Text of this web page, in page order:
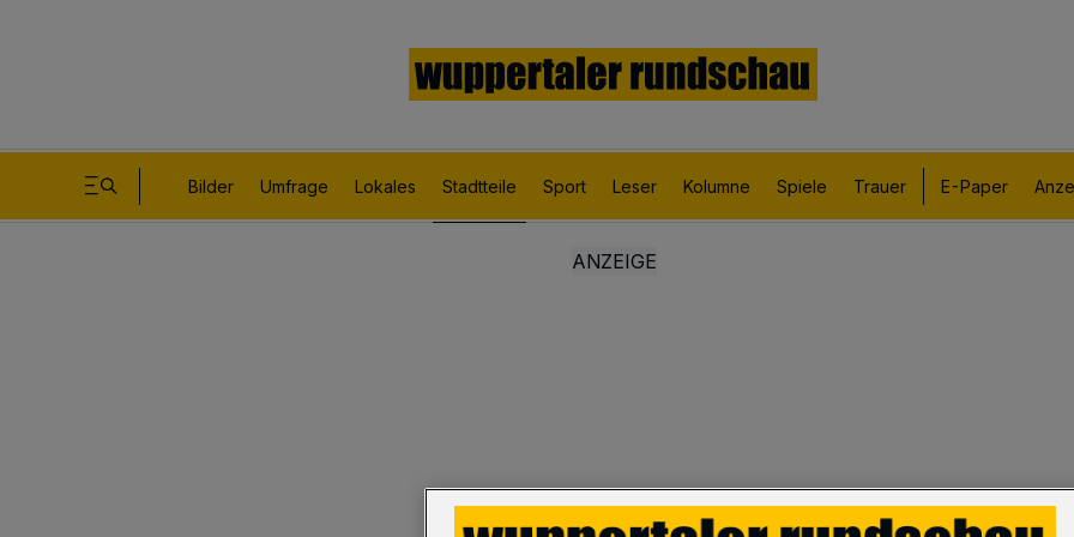
Bilder Umfrage Lokales Stadtteile Sport Leser Kolumne Spiele Trauer E-Paper